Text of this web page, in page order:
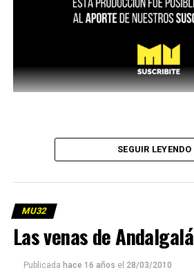
SEGUIR LEYENDO
MU32
Las venas de Andalgalá
Publicada hace 16 años el 28/03/2010